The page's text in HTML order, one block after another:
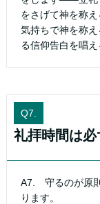
をさげて神を称
気持ちで神を称
る信仰告白を唱え
Q7.
礼拝時間は
A7. 守るのが原
ります。